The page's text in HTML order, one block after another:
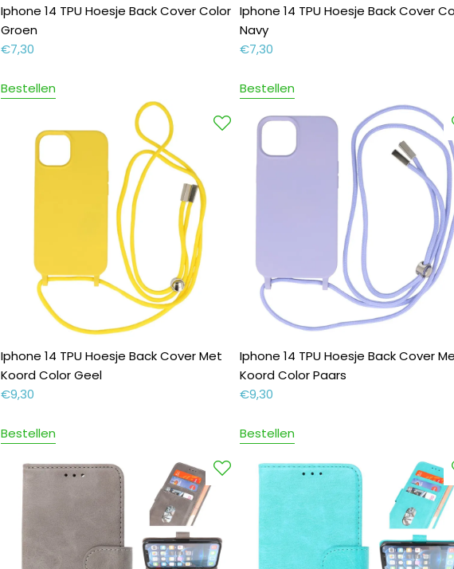
Iphone 14 TPU Hoesje Back Cover Color
Groen
€7,30
Bestellen
Iphone 14 TPU Hoesje Back Cover
Navy
€7,30
Bestellen
Iphone 14 TPU Hoesje Back Cover Met
Koord Color Geel
€9,30
Bestellen
Iphone 14 TPU Hoesje Back Cover
Koord Color Paars
€9,30
Bestellen